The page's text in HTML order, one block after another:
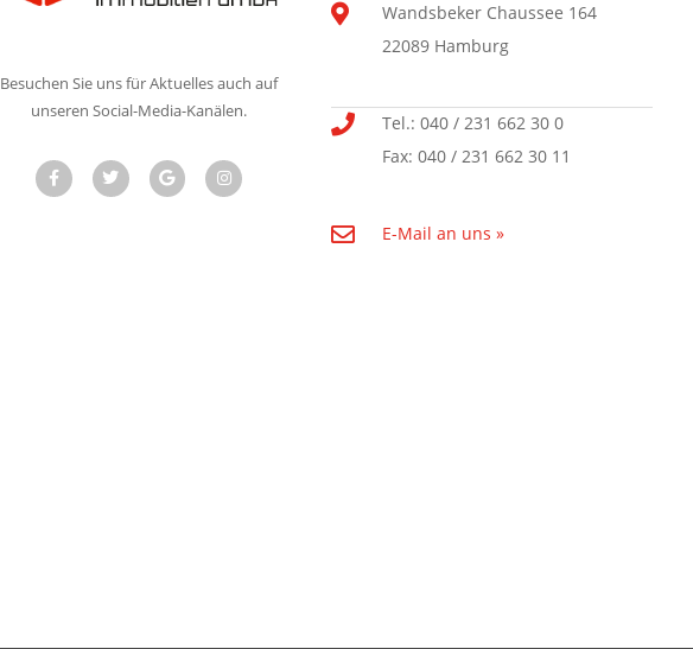
Besuchen Sie uns für Aktuelles auch auf
unseren Social-Media-Kanälen.
Wandsbeker Chaussee 164
22089 Hamburg
Tel.: 040 / 231 662 30 0
Fax: 040 / 231 662 30 11
E-Mail an uns »